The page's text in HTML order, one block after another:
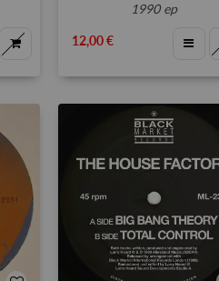
1990 ep
12,00 €